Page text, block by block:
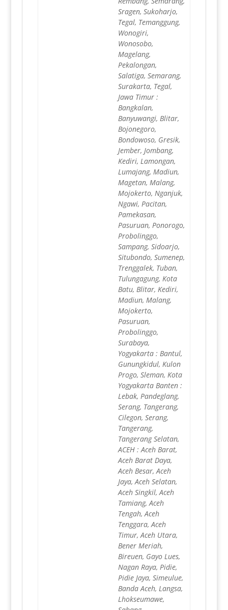
Sragen, Sukoharjo,
Tegal, Temanggung,
Wonogiri,
Wonosobo,
Magelang,
Pekalongan,
Salatiga, Semarang,
Surakarta, Tegal,
Jawa Timur :
Bangkalan,
Banyuwangi, Blitar,
Bojonegoro,
Bondowoso, Gresik,
Jember, Jombang,
Kediri, Lamongan,
Lumajang, Madiun,
Magetan, Malang,
Mojokerto, Nganjuk,
Ngawi, Pacitan,
Pamekasan,
Pasuruan, Ponorogo,
Probolinggo,
Sampang, Sidoarjo,
Situbondo, Sumenep,
Trenggalek, Tuban,
Tulungagung, Kota
Batu, Blitar, Kediri,
Madiun, Malang,
Mojokerto,
Pasuruan,
Probolinggo,
Surabaya,
Yogyakarta : Bantul,
Gunungkidul, Kulon
Progo, Sleman, Kota
Yogyakarta Banten :
Lebak, Pandeglang,
Serang, Tangerang,
Cilegon, Serang,
Tangerang,
Tangerang Selatan,
ACEH : Aceh Barat,
Aceh Barat Daya,
Aceh Besar, Aceh
Jaya, Aceh Selatan,
Aceh Singkil, Aceh
Tamiang, Aceh
Tengah, Aceh
Tenggara, Aceh
Timur, Aceh Utara,
Bener Meriah,
Bireuen, Gayo Lues,
Nagan Raya, Pidie,
Pidie Jaya, Simeulue,
Banda Aceh, Langsa,
Lhokseumawe,